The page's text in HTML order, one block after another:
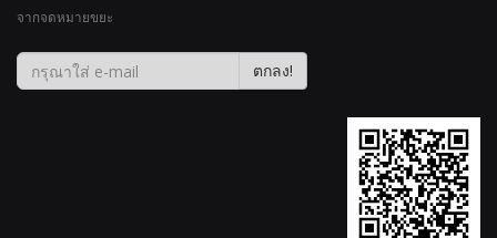
จากจดหมายขยะ
ตกลง!